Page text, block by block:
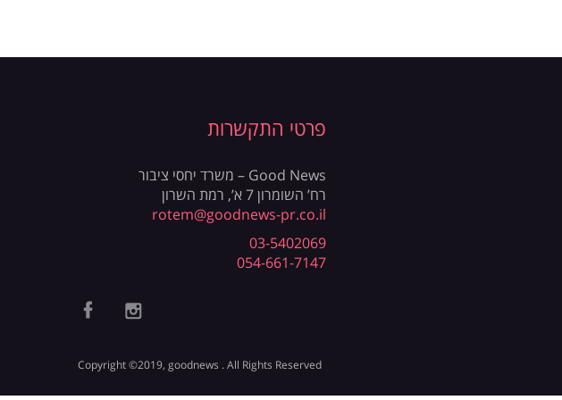
פרטי התקשרות
Good News – משרד יחסי ציבור
רח’ השומרון 7 א’, רמת השרון
rotem@goodnews-pr.co.il
03-5402069
054-661-7147
Copyright ©2019, goodnews . All Rights Reserved